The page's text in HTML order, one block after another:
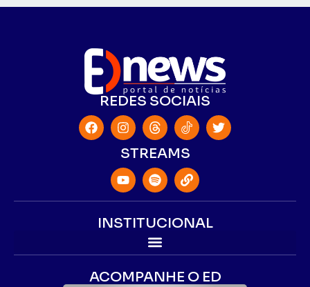
REDES SOCIAIS
STREAMS
INSTITUCIONAL
ACOMPANHE O ED